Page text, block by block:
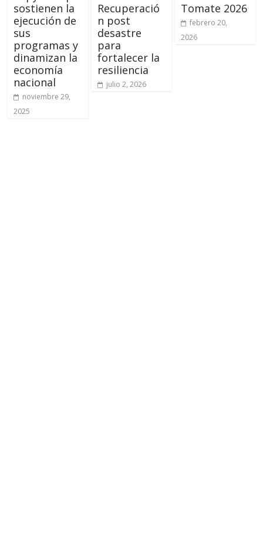
sostienen la
ejecución de
sus
programas y
dinamizan la
economía
nacional
noviembre 29,
2025
Recuperació
n post
desastre
para
fortalecer la
resiliencia
julio 2, 2026
Tomate 2026
febrero 20,
2026